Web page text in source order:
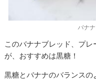
バナ
このバナナブレッド、プ
が、おすすめは黒糖！
黒糖とバナナのバランス